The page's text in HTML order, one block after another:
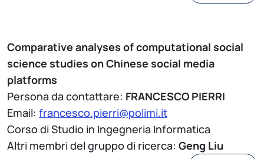
Comparative analyses of computational social
science studies on Chinese social media
platforms
Persona da contattare: FRANCESCO PIERRI
Email: francesco.pierri@polimi.it
Corso di Studio in Ingegneria Informatica
Altri membri del gruppo di ricerca: Geng Liu